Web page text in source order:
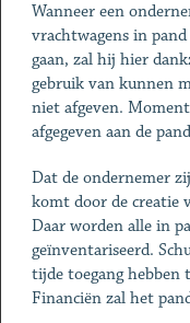
Wanneer een
vrachtwagens in
gaan, zal hij hier
gebruik van kunnen
niet afgeven.
afgegeven aan de
Dat de ondernemer
komt door de creatie
Daar worden alle in
geïnventariseerd.
tijde toegang hebben
Financiën zal het